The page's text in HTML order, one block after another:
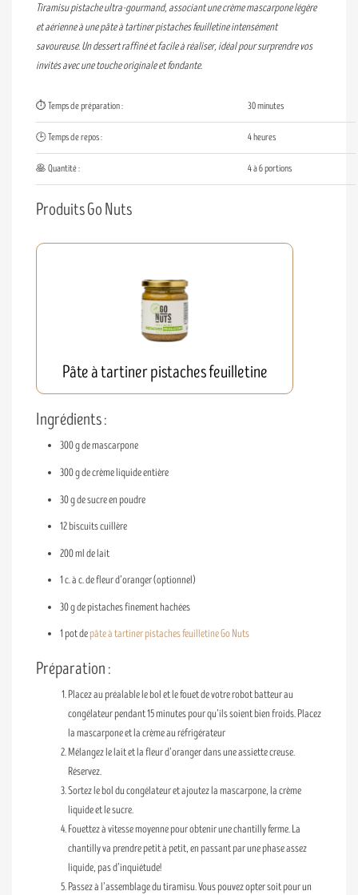
Tiramisu pistache ultra-gourmand, associant une crème mascarpone légère
et aérienne à une pâte à tartiner pistaches feuilletine intensément
savoureuse. Un dessert raffiné et facile à réaliser, idéal pour surprendre vos
invités avec une touche originale et fondante.
⏱️ Temps de préparation : 30 minutes
🕒 Temps de repos : 4 heures
🥞 Quantité : 4 à 6 portions
Produits Go Nuts
Pâte à tartiner pistaches feuilletine
Ingrédients :
300 g de mascarpone
300 g de crème liquide entière
30 g de sucre en poudre
12 biscuits cuillère
200 ml de lait
1 c. à c. de fleur d’oranger (optionnel)
30 g de pistaches finement hachées
1 pot depâte à tartiner pistaches feuilletine Go Nuts
Préparation :
Placez au préalable le bol et le fouet de votre robot batteur au
congélateur pendant 15 minutes pour qu’ils soient bien froids. Placez
la mascarpone et la crème au réfrigérateur
Mélangez le lait et la fleur d’oranger dans une assiette creuse.
Réservez.
Sortez le bol du congélateur et ajoutez la mascarpone, la crème
liquide et le sucre.
Fouettez à vitesse moyenne pour obtenir une chantilly ferme. La
chantilly va prendre petit à petit, en passant par une phase assez
liquide, pas d’inquiétude!
Passez à l’assemblage du tiramisu. Vous pouvez opter soit pour un